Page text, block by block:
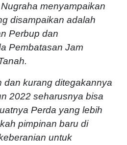
menyampaikan
disampaikan adalah
Perbup dan
Pembatasan Jam
dan kurang ditegakannya
2022 seharusnya bisa
Perda yang lebih
pimpinan baru di
untuk